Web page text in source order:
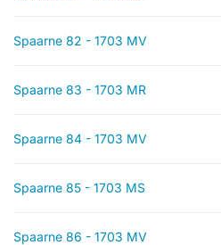
Spaarne 82 - 1703 MV
Spaarne 83 - 1703 MR
Spaarne 84 - 1703 MV
Spaarne 85 - 1703 MS
Spaarne 86 - 1703 MV